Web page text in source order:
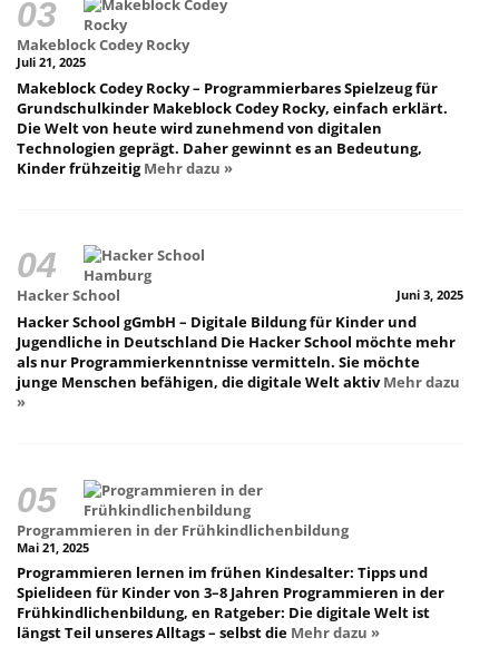
Makeblock Codey Rocky
Juli 21, 2025
Makeblock Codey Rocky – Programmierbares Spielzeug für
Grundschulkinder Makeblock Codey Rocky, einfach erklärt.
Die Welt von heute wird zunehmend von digitalen
Technologien geprägt. Daher gewinnt es an Bedeutung,
Kinder frühzeitigMehr dazu »
Hacker School Juni 3, 2025
Hacker School gGmbH – Digitale Bildung für Kinder und
Jugendliche in Deutschland Die Hacker School möchte mehr
als nur Programmierkenntnisse vermitteln. Sie möchte
junge Menschen befähigen, die digitale Welt aktivMehr dazu
»
Programmieren in der Frühkindlichenbildung
Mai 21, 2025
Programmieren lernen im frühen Kindesalter: Tipps und
Spielideen für Kinder von 3–8 Jahren Programmieren in der
Frühkindlichenbildung, en Ratgeber: Die digitale Welt ist
längst Teil unseres Alltags – selbst die Mehr dazu »